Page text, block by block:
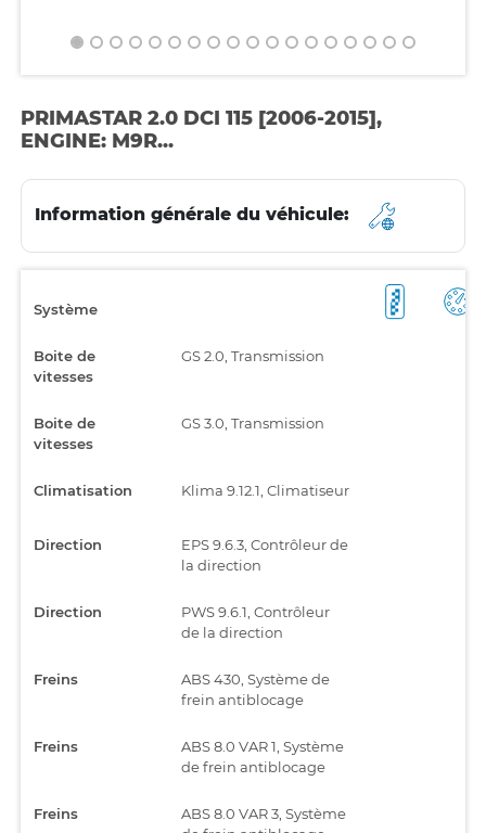
PRIMASTAR 2.0 DCI 115 [2006-2015],
ENGINE: M9R...
Information générale du véhicule:
Système
Boite de
vitesses
GS 2.0, Transmission
Boite de
vitesses
GS 3.0, Transmission
Climatisation Klima 9.12.1, Climatiseur
Direction
EPS 9.6.3, Contrôleur de
la direction
Direction
PWS 9.6.1, Contrôleur
de la direction
Freins
ABS 430, Système de
frein antiblocage
Freins
ABS 8.0 VAR 1, Système
de frein antiblocage
Freins
ABS 8.0 VAR 3, Système